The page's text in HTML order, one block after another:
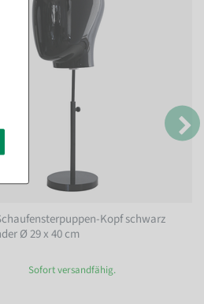
Kopf schwarz
Ø 29 x 40 cm
Sofort versandfähig.